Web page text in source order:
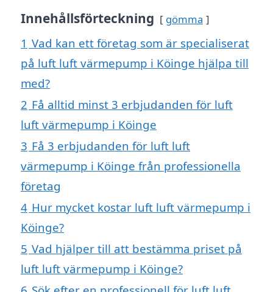
Innehållsförteckning gömma
1 Vad kan ett företag som är specialiserat
på luft luft värmepump i Köinge hjälpa till
med?
2 Få alltid minst 3 erbjudanden för luft
luft värmepump i Köinge
3 Få 3 erbjudanden för luft luft
värmepump i Köinge från professionella
företag
4 Hur mycket kostar luft luft värmepump i
Köinge?
5 Vad hjälper till att bestämma priset på
luft luft värmepump i Köinge?